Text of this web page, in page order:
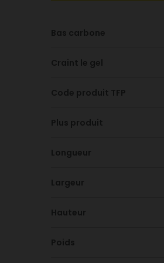
Bas carbone
Craint le gel
Code produit TFP
Plus produit
Longueur
Largeur
Hauteur
Poids